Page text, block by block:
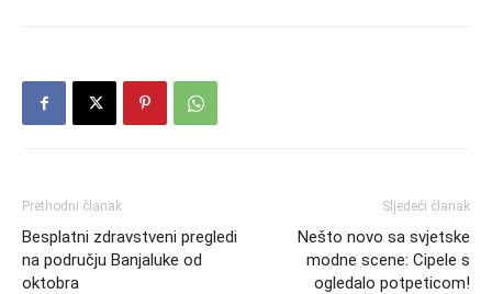
Prethodni članak
Besplatni zdravstveni pregledi
na području Banjaluke od
oktobra
Sljedeći članak
Nešto novo sa svjetske
modne scene: Cipele s
ogledalo potpeticom!